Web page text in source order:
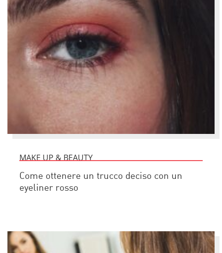
MAKE UP & BEAUTY
Come ottenere un trucco deciso con un
eyeliner rosso